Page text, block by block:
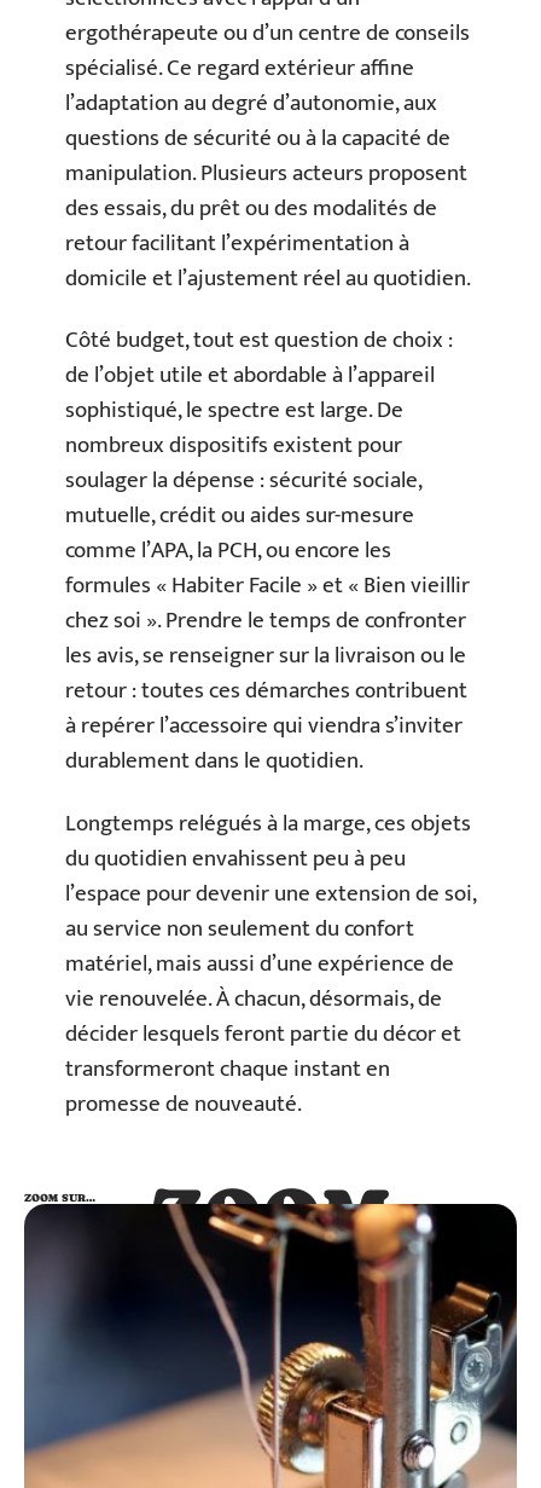
ergothérapeute ou d’un centre de conseils
spécialisé. Ce regard extérieur affine
l’adaptation au degré d’autonomie, aux
questions de sécurité ou à la capacité de
manipulation. Plusieurs acteurs proposent
des essais, du prêt ou des modalités de
retour facilitant l’expérimentation à
domicile et l’ajustement réel au quotidien.
Côté budget, tout est question de choix :
de l’objet utile et abordable à l’appareil
sophistiqué, le spectre est large. De
nombreux dispositifs existent pour
soulager la dépense : sécurité sociale,
mutuelle, crédit ou aides sur-mesure
comme l’APA, la PCH, ou encore les
formules « Habiter Facile » et « Bien vieillir
chez soi ». Prendre le temps de confronter
les avis, se renseigner sur la livraison ou le
retour : toutes ces démarches contribuent
à repérer l’accessoire qui viendra s’inviter
durablement dans le quotidien.
Longtemps relégués à la marge, ces objets
du quotidien envahissent peu à peu
l’espace pour devenir une extension de soi,
au service non seulement du confort
matériel, mais aussi d’une expérience de
vie renouvelée. À chacun, désormais, de
décider lesquels feront partie du décor et
transformeront chaque instant en
promesse de nouveauté.
ZOOM
SUR…
ZOOM SUR…